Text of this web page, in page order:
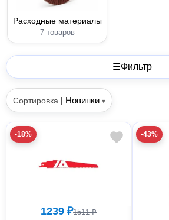
Расходные материалы
7 товаров
☰Фильтр
Сортировка | Новинки ▾
-18%
1239 ₽1511 ₽
-43%